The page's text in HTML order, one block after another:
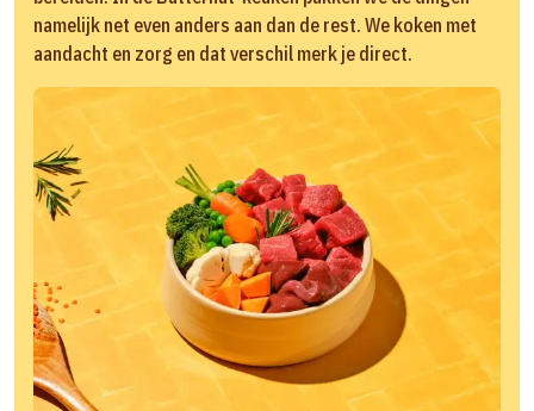
namelijk net even anders aan dan de rest. We koken met
aandacht en zorg en dat verschil merk je direct.